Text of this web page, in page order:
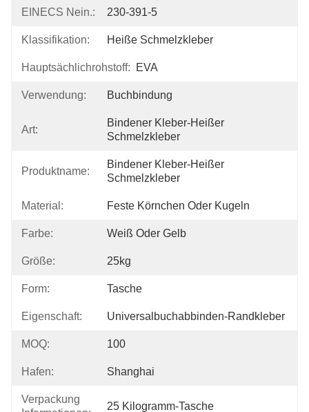
EINECS Nein.: 230-391-5
Klassifikation: Heiße Schmelzkleber
Hauptsächlichrohstoff: EVA
Verwendung: Buchbindung
Art:
Bindener Kleber-Heißer
Schmelzkleber
Produktname:
Bindener Kleber-Heißer
Schmelzkleber
Material: Feste Körnchen Oder Kugeln
Farbe: Weiß Oder Gelb
Größe: 25kg
Form: Tasche
Eigenschaft: Universalbuchabbinden-Randkleber
MOQ: 100
Hafen: Shanghai
Verpackung
25 Kilogramm-Tasche